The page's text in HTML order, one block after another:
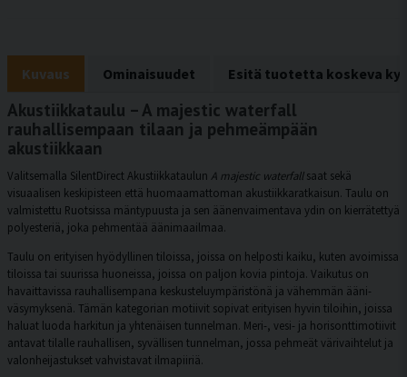
Kuvaus Ominaisuudet Esitä tuotetta koskeva
Akustiikkataulu – A majestic waterfall
rauhallisempaan tilaan ja pehmeämpään
akustiikkaan
Valitsemalla SilentDirect Akustiikkataulun A majestic waterfallsaat sekä
visuaalisen keskipisteen että huomaamattoman akustiikkaratkaisun. Taulu on
valmistettu Ruotsissa mäntypuusta ja sen äänenvaimentava ydin on kierrätettyä
polyesteriä, joka pehmentää äänimaailmaa.
Taulu on erityisen hyödyllinen tiloissa, joissa on helposti kaiku, kuten avoimissa
tiloissa tai suurissa huoneissa, joissa on paljon kovia pintoja. Vaikutus on
havaittavissa rauhallisempana keskusteluympäristönä ja vähemmän ääni-
väsymyksenä. Tämän kategorian motiivit sopivat erityisen hyvin tiloihin, joissa
haluat luoda harkitun ja yhtenäisen tunnelman. Meri-, vesi- ja horisonttimotiivit
antavat tilalle rauhallisen, syvällisen tunnelman, jossa pehmeät värivaihtelut ja
valonheijastukset vahvistavat ilmapiiriä.